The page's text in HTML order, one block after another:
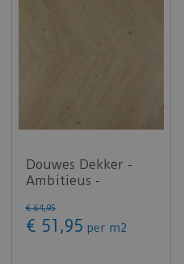
Douwes Dekker -
Ambitieus -
panna cotta 0782…
€ 64,95
€ 51 ,95 per m2